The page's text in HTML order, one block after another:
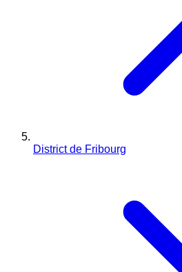
District de Fribourg